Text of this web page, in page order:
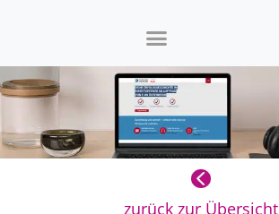
zurück zur Übersicht